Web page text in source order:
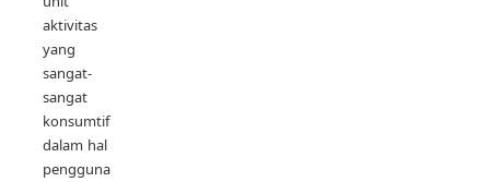
aktivitas
yang
sangat-
sangat
konsumtif
dalam hal
penggunaan